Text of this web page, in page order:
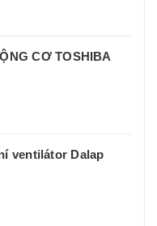
CƠ TOSHIBA
ventilátor Dalap